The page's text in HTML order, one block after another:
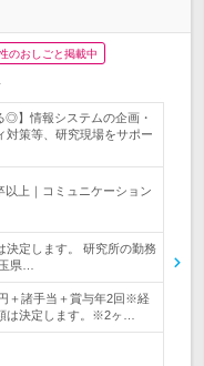
のおしごと掲載中
◎】情報システムの企画・
対策等、研究現場をサポー
以上｜コミュニケーション
決定します。 研究所の勤務
県…
＋諸手当＋賞与年2回※経
は決定します。※2ヶ…